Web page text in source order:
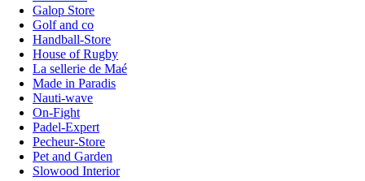
Galop Store
Golf and co
Handball-Store
House of Rugby
La sellerie de Maé
Made in Paradis
Nauti-wave
On-Fight
Padel-Expert
Pecheur-Store
Pet and Garden
Slowood Interior